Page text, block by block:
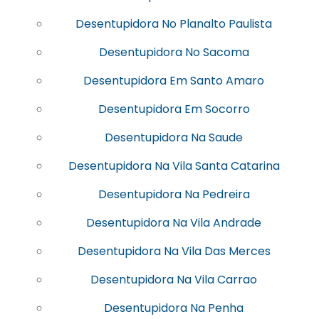
Desentupidora No Planalto Paulista
Desentupidora No Sacoma
Desentupidora Em Santo Amaro
Desentupidora Em Socorro
Desentupidora Na Saude
Desentupidora Na Vila Santa Catarina
Desentupidora Na Pedreira
Desentupidora Na Vila Andrade
Desentupidora Na Vila Das Merces
Desentupidora Na Vila Carrao
Desentupidora Na Penha